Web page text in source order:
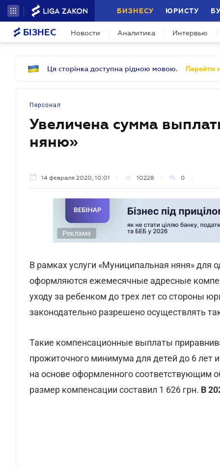
БИЗНЕСУ ЮРИСТУ
БІЗНЕС Новости Аналитика Интервью
Ця сторінка доступна рідною мовою. Перейти
Персонал
Увеличена сумма
няню»
14 февраля 2020, 10:01 10228 0
Реклама
В рамках услуги «Муниципальная няня» для
оформляются ежемесячные адресные
уходу за ребенком до трех лет со стороны
законодательно разрешено осуществлять
Такие компенсационные выплаты
прожиточного минимума для детей до 6 лет
на основе оформленного соответствующим
размер компенсации составил 1 626 грн. В